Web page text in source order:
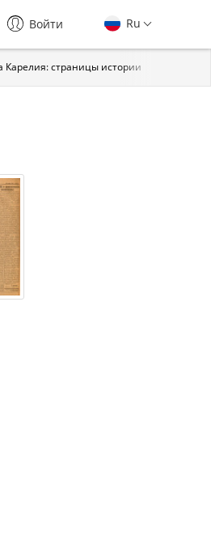
Ru
Войти
Карелия: страницы истории